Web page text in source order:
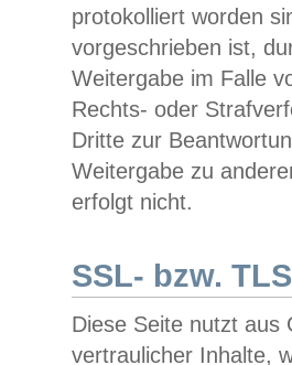
protokolliert worden
vorgeschrieben ist,
Weitergabe im Falle
Rechts- oder
Dritte zur
Weitergabe zu
erfolgt nicht.
SSL- bzw.
Diese Seite nutzt aus
vertraulicher Inhalte,